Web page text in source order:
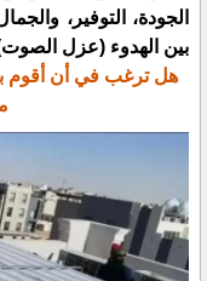
الجودة، التوفير،
بين الهدوء (عزل
​هل ترغب في أن أقوم